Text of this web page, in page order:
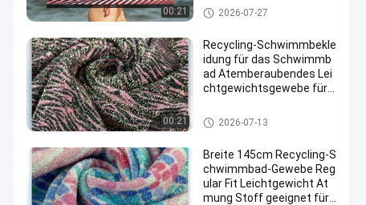
00:21
altige Schwimmbekleidun
gsproduktion
Aufbereitetes Badebekleidung
s-Gewebe
2026-07-27
00:21
Recycling-Schwimmbekle
idung für das Schwimmb
ad Atemberaubendes Lei
chtgewichtsgewebe für
Sportbekleidung für Wass
ersport
Aufbereitetes Badebekleidung
s-Gewebe
2026-07-13
Breite 145cm Recycling-S
chwimmbad-Gewebe Reg
ular Fit Leichtgewicht At
mung Stoff geeignet für